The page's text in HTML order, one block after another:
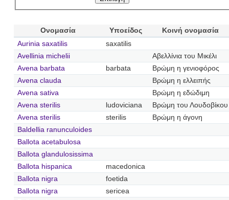
Ονομασία Υποείδος
Κοινή ονομασία
Aurinia saxatilis
saxatilis
Avellinia michelii
Αβελλίνια του Μικέλι
Avena barbata
barbata
Βρώμη η γενιοφόρος
Avena clauda
Βρώμη η ελλειπής
Avena sativa
Βρώμη η εδώδιμη
Avena sterilis
ludoviciana
Βρώμη του Λουδοβίκου
Avena sterilis
sterilis
Βρώμη η άγονη
Baldellia ranunculoides
Ballota acetabulosa
Ballota glandulosissima
Ballota hispanica
macedonica
Ballota nigra
foetida
Ballota nigra
sericea